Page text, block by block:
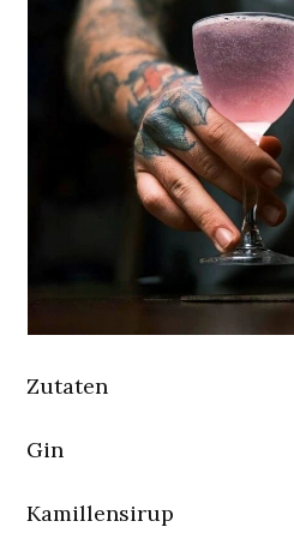
Zutaten
Gin
Kamillensirup